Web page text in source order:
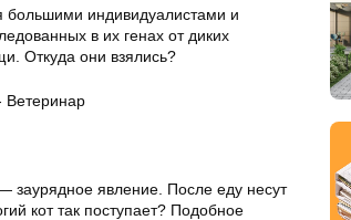
большими индивидуалистами и
в их генах от диких
Откуда они взялись?
явление. После еду несут
кот так поступает? Подобное